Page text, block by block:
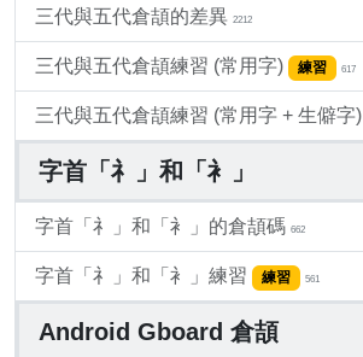
三代與五代倉頡的差異 2212
三代與五代倉頡練習 (常用字) 練習 617
三代與五代倉頡練習 (常用字 + 生僻字)
字首「礻」和「衤」
字首「礻」和「衤」的倉頡碼 662
字首「礻」和「衤」練習 練習 561
Android Gboard 倉頡